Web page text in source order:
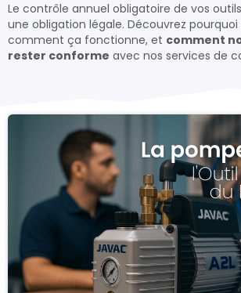
Le contrôle annuel obligatoire de vos
une obligation légale. Découvrez
comment ça fonctionne, et comment
rester conforme avec nos services de